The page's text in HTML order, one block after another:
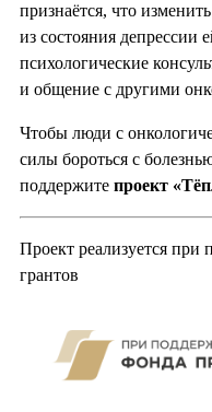
признаётся, что
из состояния депрессии
психологические
и общение с другими
Чтобы люди с
силы бороться с
поддержите проект
Проект реализуется при
грантов